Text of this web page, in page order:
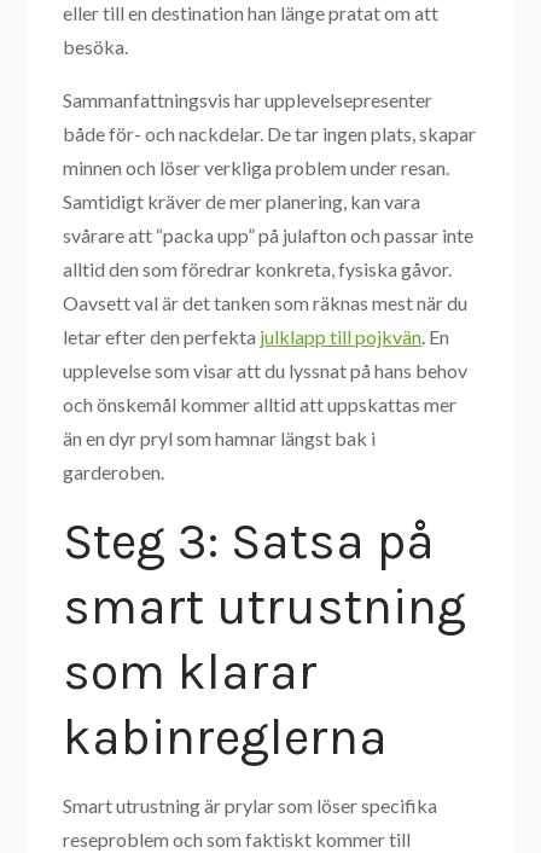
eller till en destination han länge pratat om att
besöka.
Sammanfattningsvis har upplevelsepresenter
både för- och nackdelar. De tar ingen plats, skapar
minnen och löser verkliga problem under resan.
Samtidigt kräver de mer planering, kan vara
svårare att “packa upp” på julafton och passar inte
alltid den som föredrar konkreta, fysiska gåvor.
Oavsett val är det tanken som räknas mest när du
letar efter den perfekta julklapp till pojkvän. En
upplevelse som visar att du lyssnat på hans behov
och önskemål kommer alltid att uppskattas mer
än en dyr pryl som hamnar längst bak i
garderoben.
Steg 3: Satsa på
smart utrustning
som klarar
kabinreglerna
Smart utrustning är prylar som löser specifika
reseproblem och som faktiskt kommer till